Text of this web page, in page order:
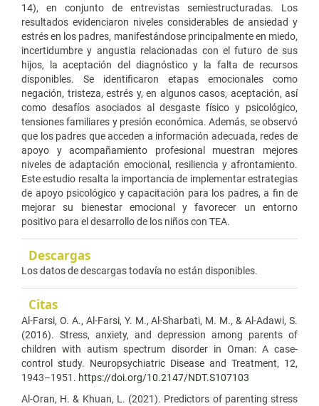
14), en conjunto de entrevistas semiestructuradas. Los
resultados evidenciaron niveles considerables de ansiedad y
estrés en los padres, manifestándose principalmente en miedo,
incertidumbre y angustia relacionadas con el futuro de sus
hijos, la aceptación del diagnóstico y la falta de recursos
disponibles. Se identificaron etapas emocionales como
negación, tristeza, estrés y, en algunos casos, aceptación, así
como desafíos asociados al desgaste físico y psicológico,
tensiones familiares y presión económica. Además, se observó
que los padres que acceden a información adecuada, redes de
apoyo y acompañamiento profesional muestran mejores
niveles de adaptación emocional, resiliencia y afrontamiento.
Este estudio resalta la importancia de implementar estrategias
de apoyo psicológico y capacitación para los padres, a fin de
mejorar su bienestar emocional y favorecer un entorno
positivo para el desarrollo de los niños con TEA.
Descargas
Los datos de descargas todavía no están disponibles.
Citas
Al-Farsi, O. A., Al-Farsi, Y. M., Al-Sharbati, M. M., & Al-Adawi, S.
(2016). Stress, anxiety, and depression among parents of
children with autism spectrum disorder in Oman: A case-
control study. Neuropsychiatric Disease and Treatment, 12,
1943–1951. https://doi.org/10.2147/NDT.S107103
Al-Oran, H. & Khuan, L. (2021). Predictors of parenting stress